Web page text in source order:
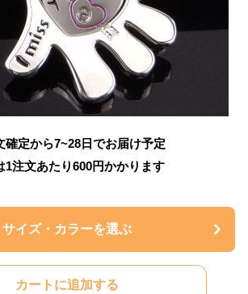
確定から7~28日でお届け予定
1注文あたり600円かかります
サイズ・カラーを選ぶ
カートに追加する